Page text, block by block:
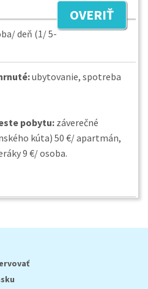
OVERIŤ
deň (1/ 5-
ubytovanie, spotreba
pobytu: záverečné
kúta) 50 €/ apartmán,
9 €/ osoba.